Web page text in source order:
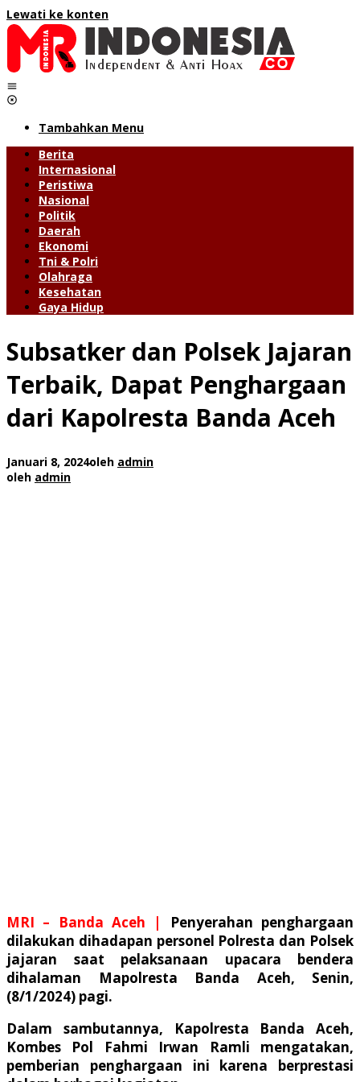
Lewati ke konten
Tambahkan Menu
Berita
Internasional
Peristiwa
Nasional
Politik
Daerah
Ekonomi
Tni & Polri
Olahraga
Kesehatan
Gaya Hidup
Subsatker dan Polsek Jajaran
Terbaik, Dapat Penghargaan
dari Kapolresta Banda Aceh
Januari 8, 2024oleh admin
oleh admin
MRI – Banda Aceh |
Penyerahan penghargaan
dilakukan dihadapan personel Polresta dan Polsek
jajaran saat pelaksanaan upacara bendera
dihalaman Mapolresta Banda Aceh, Senin,
(8/1/2024) pagi.
Dalam sambutannya, Kapolresta Banda Aceh,
Kombes Pol Fahmi Irwan Ramli mengatakan,
pemberian penghargaan ini karena berprestasi